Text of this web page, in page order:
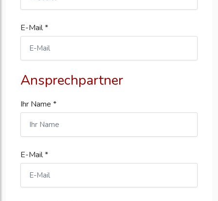
E-Mail *
Ansprechpartner
Ihr Name *
E-Mail *